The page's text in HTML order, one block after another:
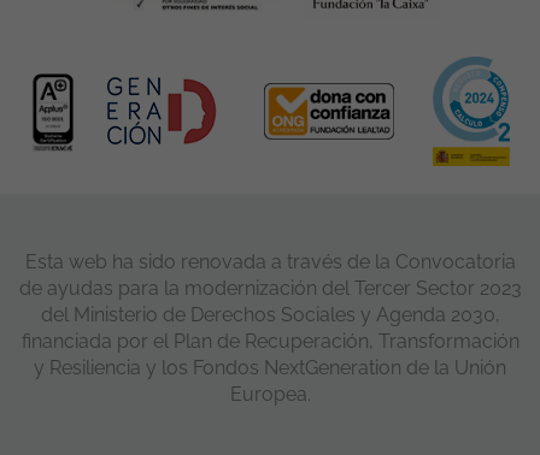
Esta web ha sido renovada a través de la Convocatoria
de ayudas para la modernización del Tercer Sector 2023
del Ministerio de Derechos Sociales y Agenda 2030,
financiada por el Plan de Recuperación, Transformación
y Resiliencia y los Fondos NextGeneration de la Unión
Europea.